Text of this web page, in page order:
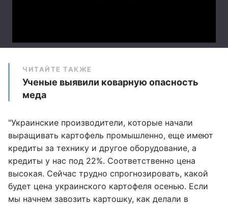
ЧИТАЙТЕ ТАКЖЕ
Ученые выявили коварную опасность
меда
"Украинские производители, которые начали
выращивать картофель промышленно, еще имеют
кредиты за технику и другое оборудование, а
кредиты у нас под 22%. Соответственно цена
высокая. Сейчас трудно спрогнозировать, какой
будет цена украинского картофеля осенью. Если
мы начнем завозить картошку, как делали в